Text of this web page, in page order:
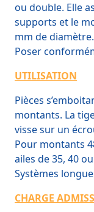
ou double. Elle
supports et le
mm de diamètre.
Poser
UTILISATION
Pièces
montants. La
visse sur un
Pour montants
ailes de 35, 40
Systèmes
CHARGE